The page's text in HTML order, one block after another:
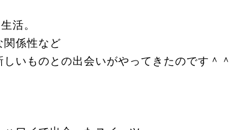
活。
関係性など
いものとの出会いがやってきたのです＾＾